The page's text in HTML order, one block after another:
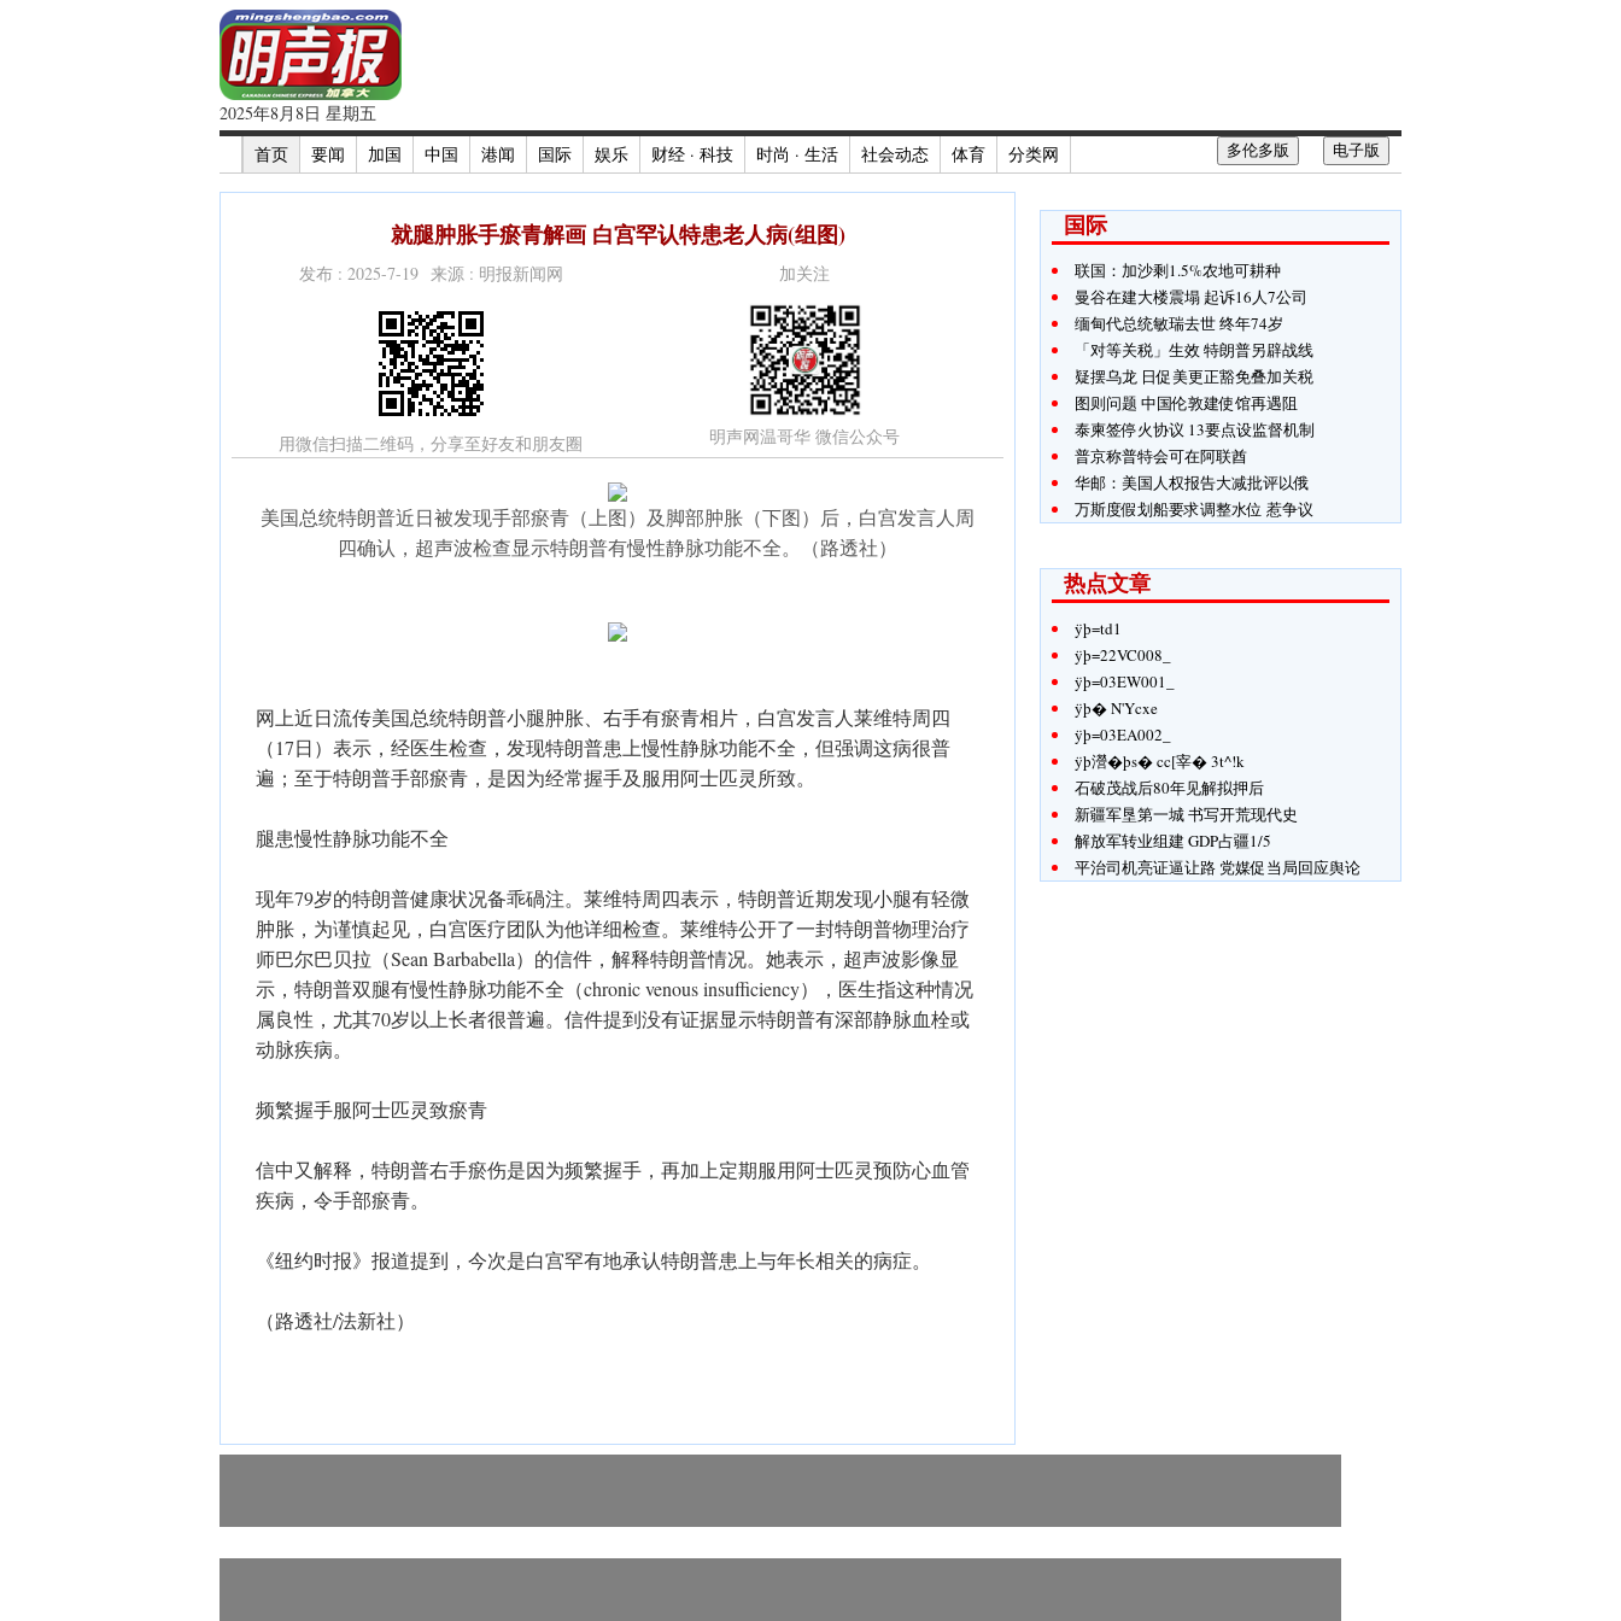
2025年8月8日 星期五
首页
要闻 加国 中国 港闻 国际 娱乐 财经 · 科技 时尚 · 生活 社会动态 体育 分类网 电子版
多伦多版
就腿肿胀手瘀青解画 白宫罕认特患老人病(组图)
发布 : 2025-7-19 来源 : 明报新闻网
用微信扫描二维码，分享至好友和朋友圈
加关注
明声网温哥华 微信公众号
美国总统特朗普近日被发现手部瘀青（上图）及脚部肿胀（下图）后，白宫发言人周
四确认，超声波检查显示特朗普有慢性静脉功能不全。（路透社）
网上近日流传美国总统特朗普小腿肿胀、右手有瘀青相片，白宫发言人莱维特周四
（17日）表示，经医生检查，发现特朗普患上慢性静脉功能不全，但强调这病很普
遍；至于特朗普手部瘀青，是因为经常握手及服用阿士匹灵所致。
腿患慢性静脉功能不全
现年79岁的特朗普健康状况备乖碢注。莱维特周四表示，特朗普近期发现小腿有轻微
肿胀，为谨慎起见，白宫医疗团队为他详细检查。莱维特公开了一封特朗普物理治疗
师巴尔巴贝拉（Sean Barbabella）的信件，解释特朗普情况。她表示，超声波影像显
示，特朗普双腿有慢性静脉功能不全（chronic venous insufficiency），医生指这种情况
属良性，尤其70岁以上长者很普遍。信件提到没有证据显示特朗普有深部静脉血栓或
动脉疾病。
频繁握手服阿士匹灵致瘀青
信中又解释，特朗普右手瘀伤是因为频繁握手，再加上定期服用阿士匹灵预防心血管
疾病，令手部瘀青。
《纽约时报》报道提到，今次是白宫罕有地承认特朗普患上与年长相关的病症。
（路透社/法新社）
国际
联国：加沙剩1.5%农地可耕种
曼谷在建大楼震塌 起诉16人7公司
缅甸代总统敏瑞去世 终年74岁
「对等关税」生效 特朗普另辟战线
疑摆乌龙 日促美更正豁免叠加关税
图则问题 中国伦敦建使馆再遇阻
泰柬签停火协议 13要点设监督机制
普京称普特会可在阿联酋
华邮：美国人权报告大减批评以俄
万斯度假划船要求调整水位 惹争议
热点文章
ÿþ=td1
ÿþ=22VC008_
ÿþ=03EW001_
ÿþ� N'Ycxe
ÿþ=03EA002_
ÿþ瀯�þs� cc[宰� 3t^!k
石破茂战后80年见解拟押后
新疆军垦第一城 书写开荒现代史
解放军转业组建 GDP占疆1/5
平治司机亮证逼让路 党媒促当局回应舆论